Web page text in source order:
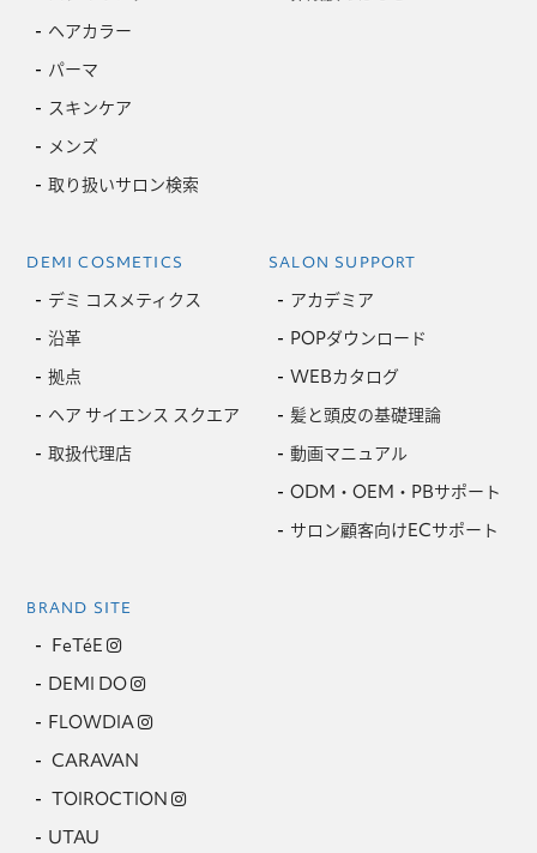
ヘアカラー
パーマ
スキンケア
メンズ
取り扱いサロン検索
DEMI COSMETICS
デミ コスメティクス
沿革
拠点
ヘア サイエンス スクエア
取扱代理店
SALON SUPPORT
アカデミア
POPダウンロード
WEBカタログ
髪と頭皮の基礎理論
動画マニュアル
ODM・OEM・PBサポート
サロン顧客向けECサポート
BRAND SITE
FeTéE
DEMI DO
FLOWDIA
CARAVAN
TOIROCTION
UTAU